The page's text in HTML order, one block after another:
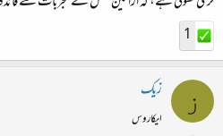
1
ز زیک
ایکاروس